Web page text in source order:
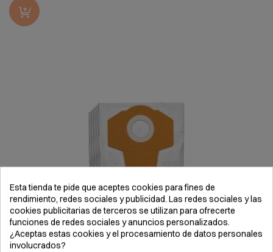
Esta tienda te pide que aceptes cookies para fines de
rendimiento, redes sociales y publicidad. Las redes sociales y las
cookies publicitarias de terceros se utilizan para ofrecerte
funciones de redes sociales y anuncios personalizados.
¿Aceptas estas cookies y el procesamiento de datos personales
involucrados?